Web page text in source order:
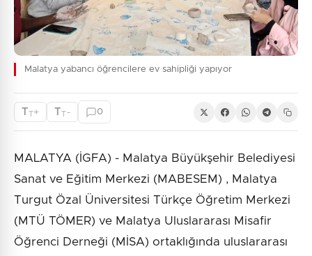
Malatya yabancı öğrencilere ev sahipliği yapıyor
TT+ TT - 0
MALATYA (İGFA) - Malatya Büyükşehir Belediyesi
Sanat ve Eğitim Merkezi (MABESEM) , Malatya
Turgut Özal Üniversitesi Türkçe Öğretim Merkezi
(MTÜ TÖMER) ve Malatya Uluslararası Misafir
Öğrenci Derneği (MİSA) ortaklığında uluslararası